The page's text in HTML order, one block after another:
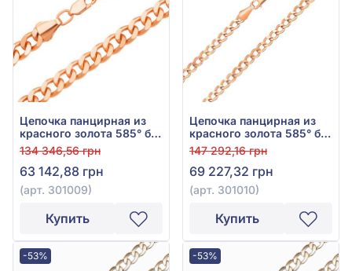
Цепочка панцирная из
красного золота 585° без
вставки, арт. 301009
134 346,56 грн
63 142,88 грн
(арт. 301009)
Купить
Цепочка панцирная из
красного золота 585° без
вставки, арт. 301010
147 292,16 грн
69 227,32 грн
(арт. 301010)
Купить
-53% -53%